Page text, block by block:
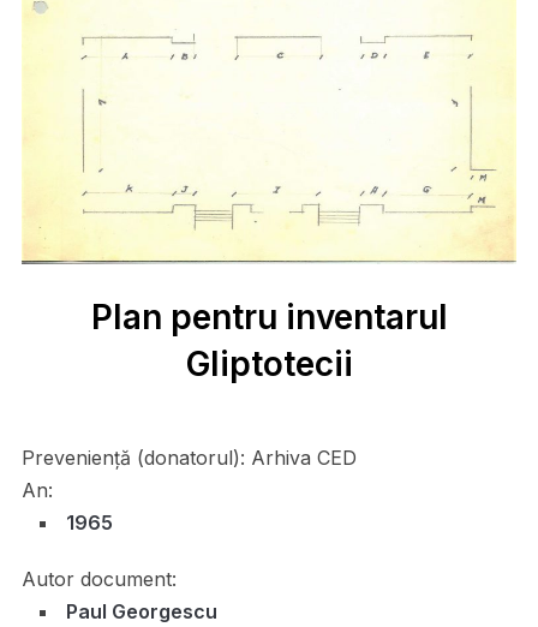
Plan pentru inventarul
Gliptotecii
Preveniență (donatorul): Arhiva CED
An:
1965
Autor document:
Paul Georgescu